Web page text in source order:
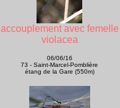
accouplement avec femelle
violacea
06/06/16
73 - Saint-Marcel-Pomblière
étang de la Gare (550m)